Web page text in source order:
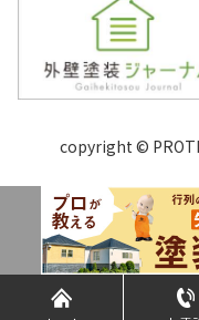
copyright ©